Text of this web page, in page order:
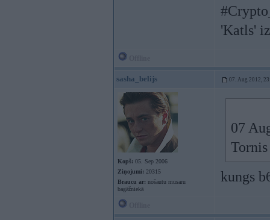
'Katls'
sasha_belijs 07. Aug 2012,
Kopš: 05. Sep 2006
Ziņojumi: 20315
Braucu ar: nošautu musaru
bagāžniekā
07
kungs